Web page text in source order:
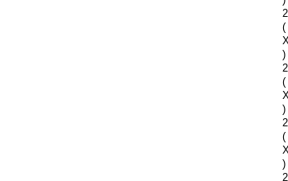
(
)
(
)
(
)